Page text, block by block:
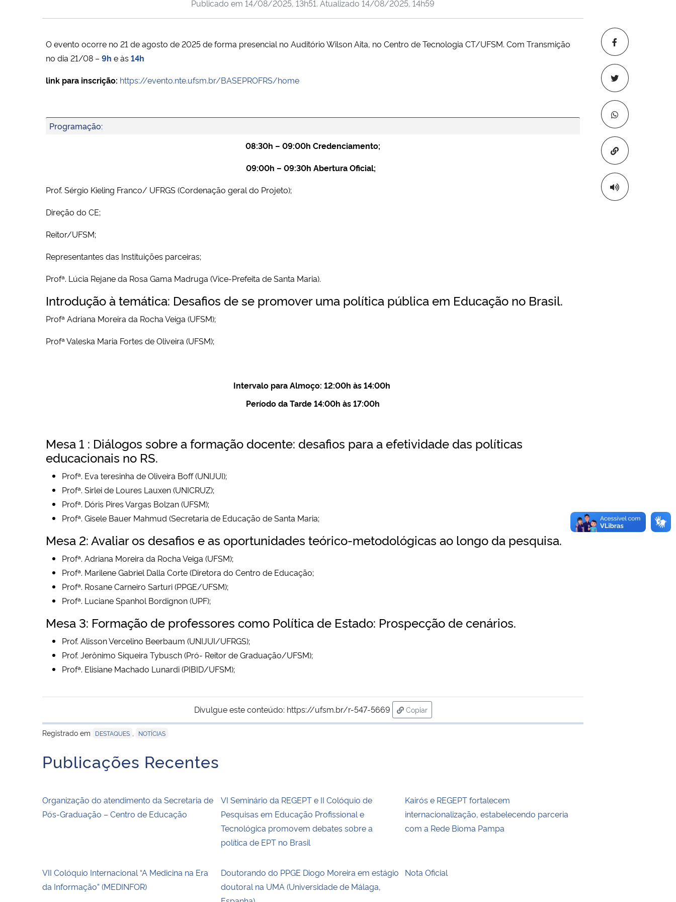
Copiar para
Publicado em 14/08/2025, 13h51. Atualizado 14/08/2025, 14h59
O evento ocorre no 21 de agosto de 2025 de forma presencial no Auditório Wilson Aita, no Centro de Tecnologia CT/UFSM. Com Transmição
no dia 21/08 – 9h e às14h
link para inscrição: https://evento.nte.ufsm.br/BASEPROFRS/home
Programação:
08:30h – 09:00h Credenciamento;
09:00h – 09:30h Abertura Oficial;
Prof. Sérgio Kieling Franco/ UFRGS (Cordenação geral do Projeto);
Direção do CE;
Reitor/UFSM;
Representantes das Instituições parceiras;
Profª. Lúcia Rejane da Rosa Gama Madruga (Vice-Prefeita de Santa Maria).
Introdução à temática: Desafios de se promover uma política pública em Educação no Brasil.
Profª Adriana Moreira da Rocha Veiga (UFSM);
Profª Valeska Maria Fortes de Oliveira (UFSM);
Intervalo para Almoço: 12:00h às 14:00h
Período da Tarde 14:00h às 17:00h
Mesa 1 : Diálogos sobre a formação docente: desafios para a efetividade das políticas
educacionais no RS.
Profª. Eva teresinha de Oliveira Boff (UNIJUI);
Profª. Sirlei de Loures Lauxen (UNICRUZ);
Profª. Dóris Pires Vargas Bolzan (UFSM);
Profª. Gisele Bauer Mahmud (Secretaria de Educação de Santa Maria;
Mesa 2: Avaliar os desafios e as oportunidades teórico-metodológicas ao longo da pesquisa.
Profª. Adriana Moreira da Rocha Veiga (UFSM);
Profª. Marilene Gabriel Dalla Corte (Diretora do Centro de Educação;
Profª. Rosane Carneiro Sarturi (PPGE/UFSM);
Profª. Luciane Spanhol Bordignon (UPF);
Mesa 3: Formação de professores como Política de Estado: Prospecção de cenários.
Prof. Alisson Vercelino Beerbaum (UNIJUI/UFRGS);
Prof. Jerônimo Siqueira Tybusch (Pró- Reitor de Graduação/UFSM);
Profª. Elisiane Machado Lunardi (PIBID/UFSM);
Divulgue este conteúdo: https://ufsm.br/r-547-5669
Copiar
para área de transferência
Registrado em
DESTAQUES NOTÍCIAS
Publicações Recentes
Organização do atendimento da Secretaria de
Pós-Graduação – Centro de Educação
VI Seminário da REGEPT e II Colóquio de
Pesquisas em Educação Profissional e
Tecnológica promovem debates sobre a
política de EPT no Brasil
Kairós e REGEPT fortalecem
internacionalização, estabelecendo parceria
com a Rede Bioma Pampa
VII Colóquio Internacional “A Medicina na Era
da Informação” (MEDINFOR)
Doutorando do PPGE Diogo Moreira em estágio
doutoral na UMA (Universidade de Málaga,
Nota Oficial